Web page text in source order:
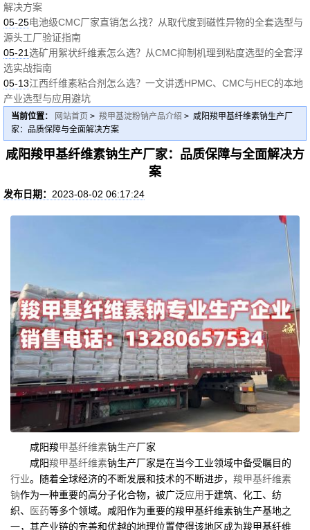
解决方案
05-25电池级CMC厂家直销怎么找？从取代度到磁性异物的全套选型与
源头工厂验证指南
05-21选矿用絮状纤维素怎么选？从CMC抑制机理到粘度选型的全套浮
选实战指南
05-13江西纤维素粘合剂怎么选？一文讲透HPMC、CMC与HEC的本地
产业选型与应用避坑
当前位置： 网站首页 > 羧甲基淀粉钠产品介绍 > 咸阳羧甲基纤维素钠生产厂
家：品质保障与全面解决方案
咸阳羧甲基纤维素钠生产厂家：品质保障与全面解决方
案
发布日期： 2023-08-02 06:17:24
咸阳羧甲基纤维素钠生产厂家
咸阳羧甲基纤维素钠生产厂家是在当今工业领域中备受瞩目的
行业。随着全球经济的不断发展和技术的不断进步， 羧甲基纤维素
钠作为一种重要的高分子化合物，被广泛应用于建筑、化工、纺
织、
医药等多个领域。咸阳作为重要的羧甲基纤维素钠生产基地之
一，其产业链的完善和优越的地理位置使得该地区成为羧甲基纤维